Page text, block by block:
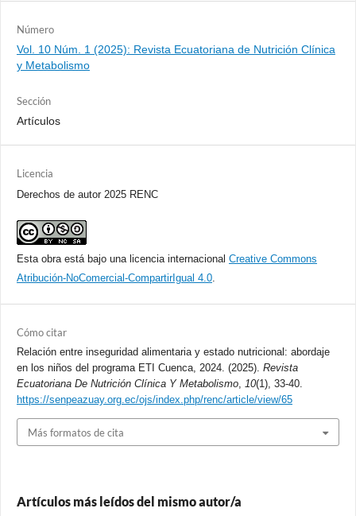
Número
Vol. 10 Núm. 1 (2025): Revista Ecuatoriana de Nutrición Clínica
y Metabolismo
Sección
Artículos
Licencia
Derechos de autor 2025 RENC
Esta obra está bajo una licencia internacional Creative Commons
Atribución-NoComercial-CompartirIgual 4.0.
Cómo citar
Relación entre inseguridad alimentaria y estado nutricional: abordaje
en los niños del programa ETI Cuenca, 2024. (2025). Revista
Ecuatoriana De Nutrición Clínica Y Metabolismo, 10(1), 33-40.
https://senpeazuay.org.ec/ojs/index.php/renc/article/view/65
Más formatos de cita
Artículos más leídos del mismo autor/a